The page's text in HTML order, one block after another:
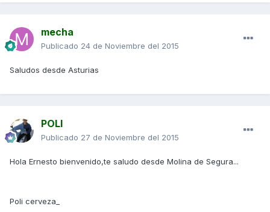
mecha
Publicado 24 de Noviembre del 2015
Saludos desde Asturias
POLI
Publicado 27 de Noviembre del 2015
Hola Ernesto bienvenido,te saludo desde Molina de Segura...
Poli cerveza_